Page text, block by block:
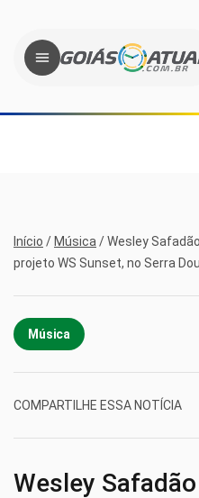
Início / Música /Wesley
projeto WS Sunset, no Serra
Música
COMPARTILHE ESSA NOTÍCIA
Wesley